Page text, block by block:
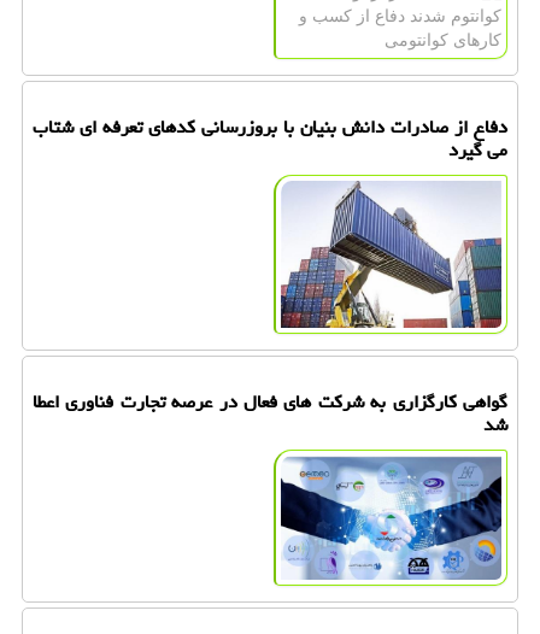
دفاع از صادرات دانش بنیان با بروزرسانی کدهای تعرفه ای شتاب
می گیرد
گواهی کارگزاری به شرکت های فعال در عرصه تجارت فناوری اعطا
شد